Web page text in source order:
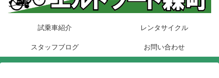
試乗車紹介 レンタサイクル
スタッフブログ お問い合わせ